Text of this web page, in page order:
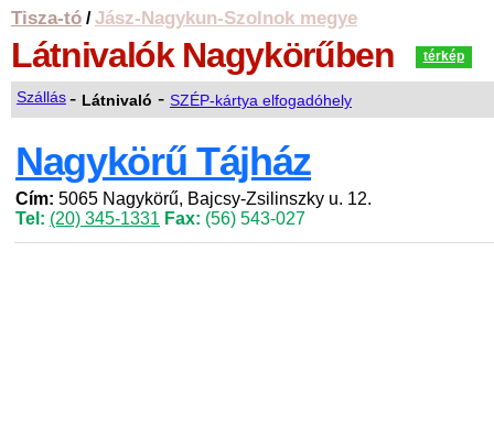
Tisza-tó /Jász-Nagykun-Szolnok megye
Látnivalók Nagykörűben térkép
Szállás- Látnivaló - SZÉP-kártya elfogadóhely
Nagykörű Tájház
Cím: 5065 Nagykörű, Bajcsy-Zsilinszky u. 12.
Tel: (20) 345-1331 Fax: (56) 543-027